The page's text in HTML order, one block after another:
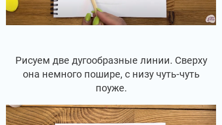
Рисуем две дугообразные линии. Сверху
она немного пошире, с низу чуть-чуть
поуже.